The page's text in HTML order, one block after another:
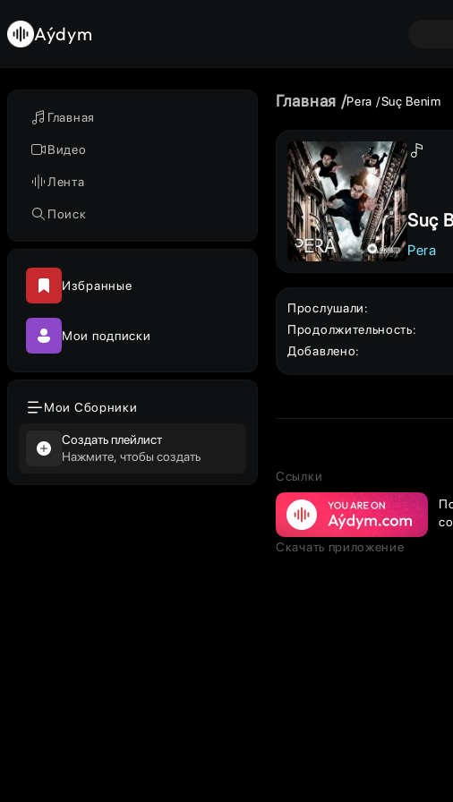
Главная
Видео
Лента
Поиск
Избранные
Мои подписки
Мои Сборники
Создать плейлист
Нажмите, чтобы создать
Aýdym
Главная Pera Suç Benim
Suç
Pera
Прослушали:
Продолжительность:
Добавлено:
Ссылки
Скачать приложение